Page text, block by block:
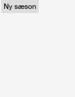
Ny sæson